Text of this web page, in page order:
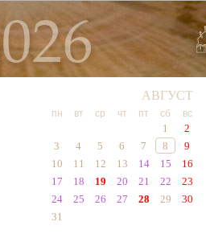
АВГУСТ
пн вт ср чт пт сб вс
1
2
3
4 5 6 7 8
9
10
11 12 13 14 15
16
17
18 19 20 21 22
23
24
25 26 27 28 29
30
31